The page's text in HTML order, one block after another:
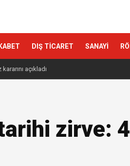
DIŞ TİCARET SANAYİ
açıkladı
zirve: